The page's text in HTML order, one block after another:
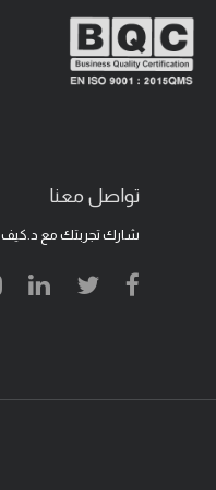
تواصل معنا
شارك تجربتك مع د.كيف